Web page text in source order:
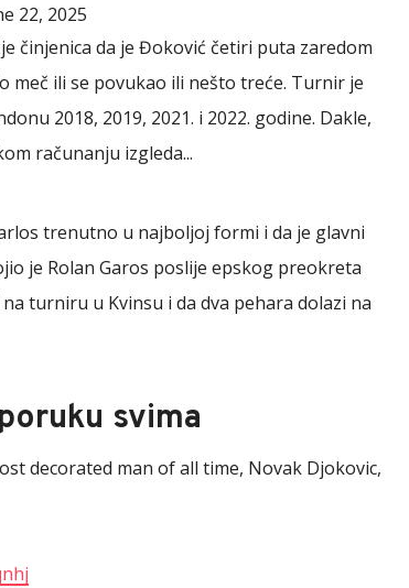
22, 2025
činjenica da je Đoković četiri puta zaredom
meč ili se povukao ili nešto treće. Turnir je
2018, 2019, 2021. i 2022. godine. Dakle,
računanju izgleda...
trenutno u najboljoj formi i da je glavni
je Rolan Garos poslije epskog preokreta
turniru u Kvinsu i da dva pehara dolazi na
svima
decorated man of all time, Novak Djokovic,